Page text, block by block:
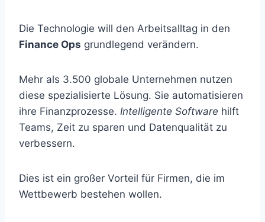
Die Technologie will den Arbeitsalltag in den
Finance Ops grundlegend verändern.
Mehr als 3.500 globale Unternehmen nutzen
diese spezialisierte Lösung. Sie automatisieren
ihre Finanzprozesse. Intelligente Software hilft
Teams, Zeit zu sparen und Datenqualität zu
verbessern.
Dies ist ein großer Vorteil für Firmen, die im
Wettbewerb bestehen wollen.